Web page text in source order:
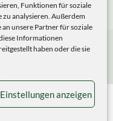
Funktionen für soziale
zu analysieren. Außerdem
unsere Partner für soziale
Informationen
haben oder die sie
Einstellungen anzeigen